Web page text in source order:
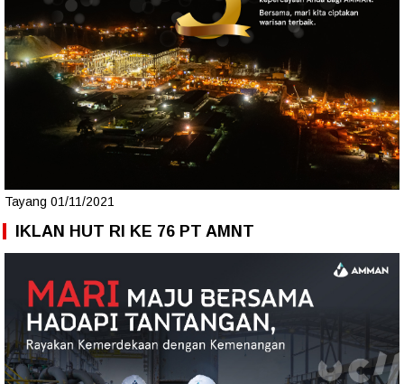
Tayang 01/11/2021
IKLAN HUT RI KE 76 PT AMNT